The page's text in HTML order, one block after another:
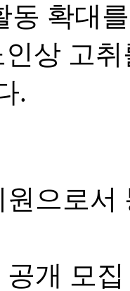
동 확대
상 고
.
으로서
공개 모